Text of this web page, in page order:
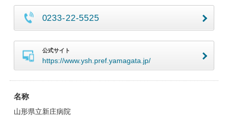
0233-22-5525
公式サイト
https://www.ysh.pref.yamagata.jp/
名称
山形県立新庄病院